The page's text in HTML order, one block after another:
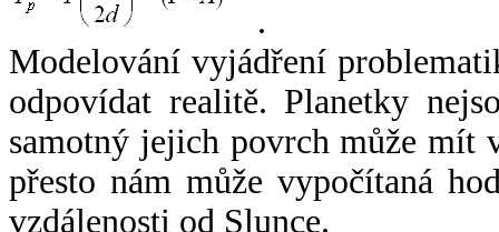
.
Modelování vyjádření
odpovídat realitě. Planetky
samotný jejich povrch může mít
přesto nám může vypočítaná
vzdálenosti od Slunce.